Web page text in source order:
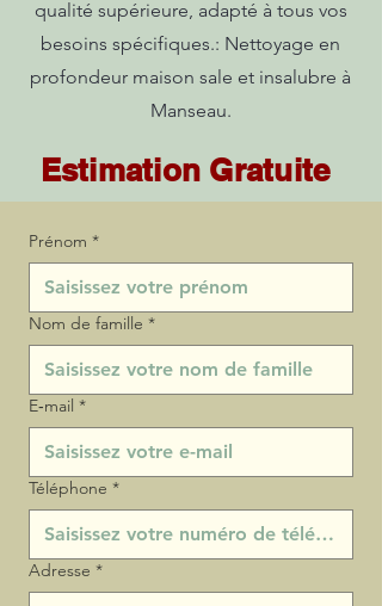
qualité supérieure, adapté à tous vos
besoins spécifiques.: Nettoyage en
profondeur maison sale et insalubre à
Manseau.
Estimation Gratuite
Prénom *
Nom de famille *
E‑mail *
Téléphone *
Adresse *